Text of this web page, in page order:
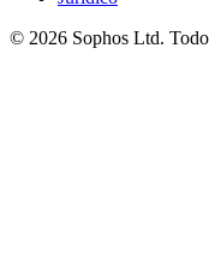
© 2026 Sophos Ltd.